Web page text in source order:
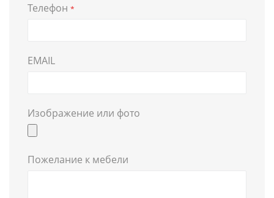
Телефон *
EMAIL
Изображение или фото
Пожелание к мебели